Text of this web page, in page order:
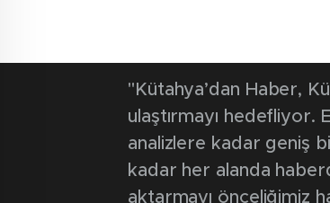
Ampute
formayla